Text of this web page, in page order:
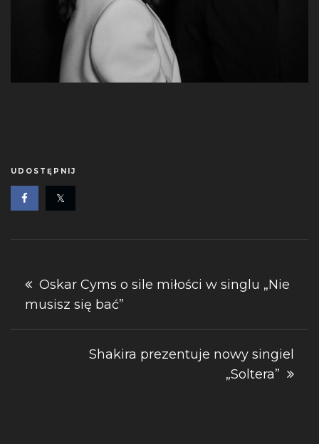
UDOSTĘPNIJ
Nawigacja
wpisu
Oskar Cyms o sile miłości w singlu „Nie
musisz się bać”
Shakira prezentuje nowy singiel
„Soltera”